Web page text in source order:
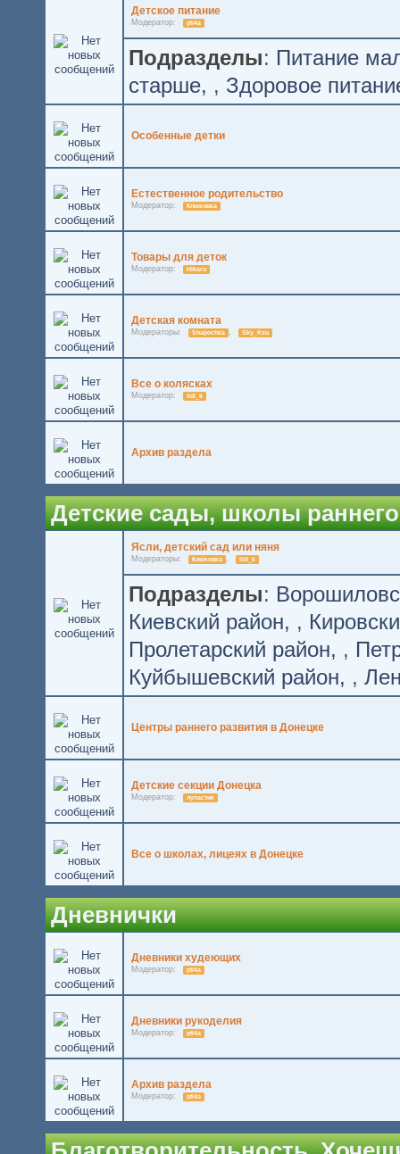
Детское питание
Модератор: pti4a
Подразделы: Питание
старше , Здоровое
Особенные детки
Естественное родительство
Модератор: Клюковка
Товары для деток
Модератор: Hikaru
Детская комната
Модераторы: Shapochka , Sky_Ksu
Все о колясках
Модератор: lidi_k
Архив раздела
Детские сады, школы
Ясли, детский сад или няня
Модераторы: Клюковка , lidi_k
Подразделы:
Киевский район
,
Пролетарский район
,
Куйбышевский район
,
Центры раннего развития в Донецке
Детские секции Донецка
Модератор: лупастик
Все о школах, лицеях в Донецке
Дневнички
Дневники худеющих
Модератор: pti4a
Дневники рукоделия
Модератор: pti4a
Архив раздела
Модератор: pti4a